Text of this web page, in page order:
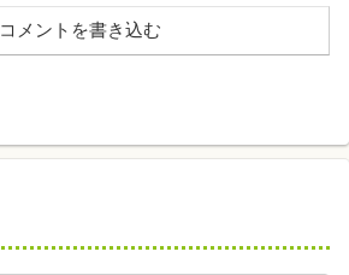
コメントを書き込む